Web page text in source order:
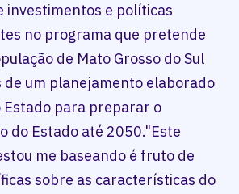
investimentos e políticas
no programa que pretende
de Mato Grosso do Sul
um planejamento elaborado
Estado para preparar o
do Estado até 2050."Este
me baseando é fruto de
sobre as características do